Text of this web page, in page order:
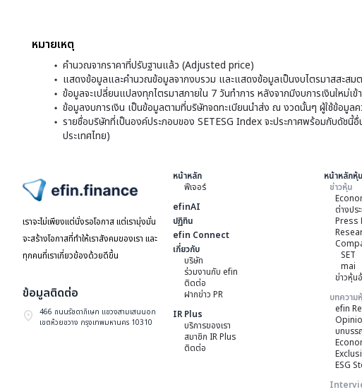
หมายเหตุ
คำนวณจากราคาที่ปรับฐานแล้ว (Adjusted price)
แสดงข้อมูลและคำนวณข้อมูลจากงบรวม และแสดงข้อมูลเป็นงบไตรมาสสะส
ข้อมูลจะเปลี่ยนแปลงทุกไตรมาสภายใน 7 วันทำการ หลังจากมีงบการเงินใหม่เข้
ข้อมูลงบการเงิน เป็นข้อมูลตามที่บริษัทจดทะเบียนนำส่ง ณ งวดนั้นๆ ผู้ใช้ข้อมูล
รายชื่อบริษัทที่เป็นองค์ประกอบของ SETESG Index จะประกาศพร้อมกับดัช
ประเทศไทย)
ไปหน้าแรก
เราจะไม่เพียงแต่นั่งรอโอกาส แต่เรามุ่งมั่น
จะสร้างโอกาสที่ทำให้เราสังคมของเรา และ
ทุกคนที่เราเกี่ยวข้องด้วยดีขึ้น
ข้อมูลติดต่อ
466 ถนนรัชดาภิเษก แขวงสามเสนนอก
เขตห้วยขวาง กรุงเทพมหานคร 10310
หน้าหลัก
ฟีเจอร์
efinAI
ปฏิทิน
efin Connect
เกี่ยวกับ
บริษัท
ร่วมงานกับ efin
ติดต่อ
ฝากข่าว PR
IR Plus
บริการของเรา
สมาชิก IR Plus
ติดต่อ
หน้าหลักหุ้น
ข่าวหุ้น
ต่างปร
Press
SET
mai
ข่าวหุ้น
บทความ
efin
บทบรร
ESG